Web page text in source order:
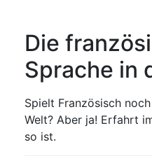
Die
Sprache in
Spielt Französisch
Welt? Aber ja! Erfahrt
so ist.